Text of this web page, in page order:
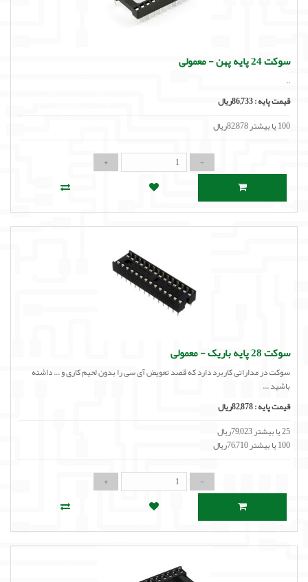
سوکت 24 پایه پهن - معمولی
..
قیمت پایه :86,733ریال
100 یا بیشتر 82,878ریال
سوکت 28 پایه باریک - معمولی
سوکت در مداراتی کاربرد دارد که قصد تعویض آی سی را بدون لحیم کاری و ... داشته
باشید ...
قیمت پایه :82,878ریال
25 یا بیشتر 79,023ریال
100 یا بیشتر 76,710ریال